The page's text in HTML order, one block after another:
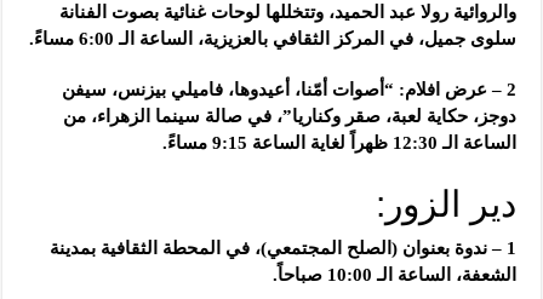
والروائية رولا عبد الحميد، وتتخللها لوحات غنائية بصوت الفنانة
سلوى جميل، في المركز الثقافي بالعزيزية، الساعة الـ 6:00 مساءً.
2 – عرض افلام: “أصوات أمّنا، أعيدوها، فاميلي بيزنس، سيفن
دوجز، حكاية لعبة، صقر وكناريا”، في صالة سينما الزهراء، من
الساعة الـ 12:30 ظهراً لغاية الساعة 9:15 مساءً.
دير الزور:
1 – ندوة بعنوان (الصلح المجتمعي)، في المحطة الثقافية بمدينة
الشعفة، الساعة الـ 10:00 صباحاً.